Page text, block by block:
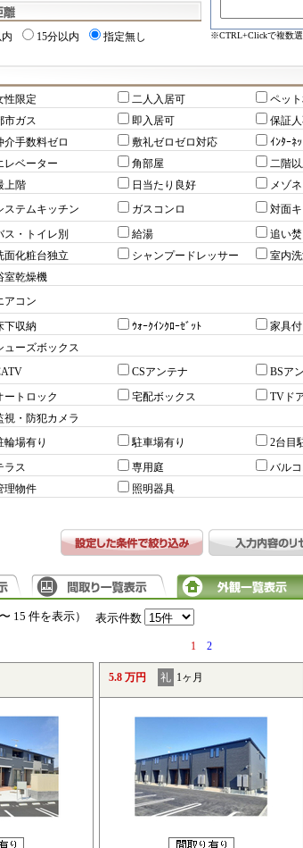
内 15分以内 指定無し ※CTRL+Clickで複数選
性限定 二人入居可 ペッ
市ガス
即入居可 保証
介手数料ゼロ
敷礼ゼロゼロ対応 ｲﾝﾀｰﾈ
レベーター 角部屋 二階
上階
日当たり良好 メゾ
ステムキッチン ガスコンロ 対面
ス・トイレ別 給湯 追い焚
面化粧台独立
シャンプードレッサー 室内
室乾燥機
アコン
下収納 ｳｫｰｸｲﾝｸﾛｰｾﾞｯﾄ 家具付
ューズボックス
CSアンテナ BSア
ートロック 宅配ボックス TVド
視・防犯カメラ
輪場有り 駐車場有り 2台目
ラス 専用庭 バル
理物件
照明器具
15 件を表示） 表示件数
1 2
5.8 万円 礼 1ヶ月